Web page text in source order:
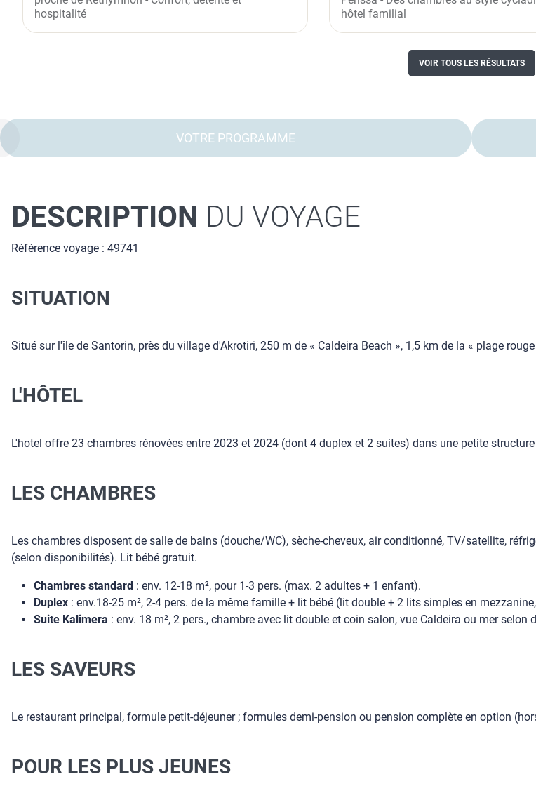
hospitalité
hôtel familial
VOIR TOUS LES RÉSULTATS
VOTRE PROGRAMME
DESCRIPTION DU VOYAGE
Référence voyage : 49741
SITUATION
Situé sur l'île de Santorin, près du village d'Akrotiri, 250 m de « Caldeira Beach », 1,5 km de la « plage
L'HÔTEL
L'hotel offre 23 chambres rénovées entre 2023 et 2024 (dont 4 duplex et 2 suites) dans une petite
LES CHAMBRES
Les chambres disposent de salle de bains (douche/WC), sèche-cheveux, air conditionné, TV/satellite,
(selon disponibilités). Lit bébé gratuit.
Chambres standard : env. 12-18 m², pour 1-3 pers. (max. 2 adultes + 1 enfant).
Duplex : env.18-25 m², 2-4 pers. de la même famille + lit bébé (lit double + 2 lits simples en
Suite Kalimera : env. 18 m², 2 pers., chambre avec lit double et coin salon, vue Caldeira ou mer selon
LES SAVEURS
Le restaurant principal, formule petit-déjeuner ; formules demi-pension ou pension complète en option
POUR LES PLUS JEUNES